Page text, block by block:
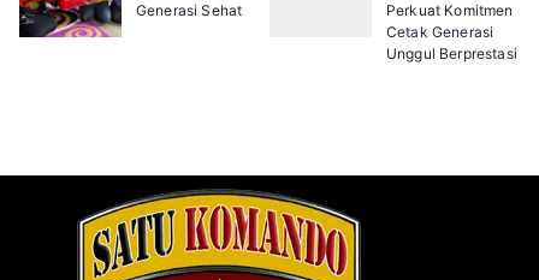
Generasi Sehat
Perkuat Komitmen
Cetak Generasi
Unggul Berprestasi